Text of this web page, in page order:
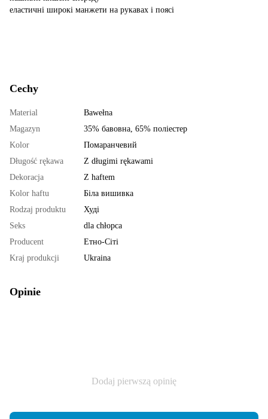
еластичні широкі манжети на рукавах і поясі
Cechy
Material
Bawełna
Magazyn
35% бавовна, 65% поліестер
Kolor
Помаранчевий
Długość rękawa
Z długimi rękawami
Dekoracja
Z haftem
Kolor haftu
Біла вишивка
Rodzaj produktu
Худі
Seks
dla chłopca
Producent
Етно-Сіті
Kraj produkcji
Ukraina
Opinie
Dodaj pierwszą opinię